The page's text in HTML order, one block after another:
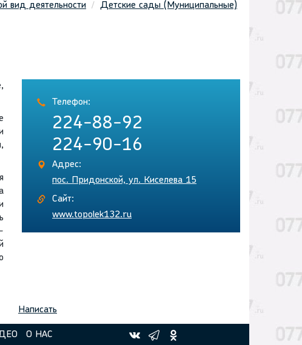
вид деятельности Детские сады (Муниципальные)
Телефон:
224-88-92
224-90-16
Адрес:
пос. Придонской, ул. Киселева 15
Сайт:
www.topolek132.ru
Написать
О НАС